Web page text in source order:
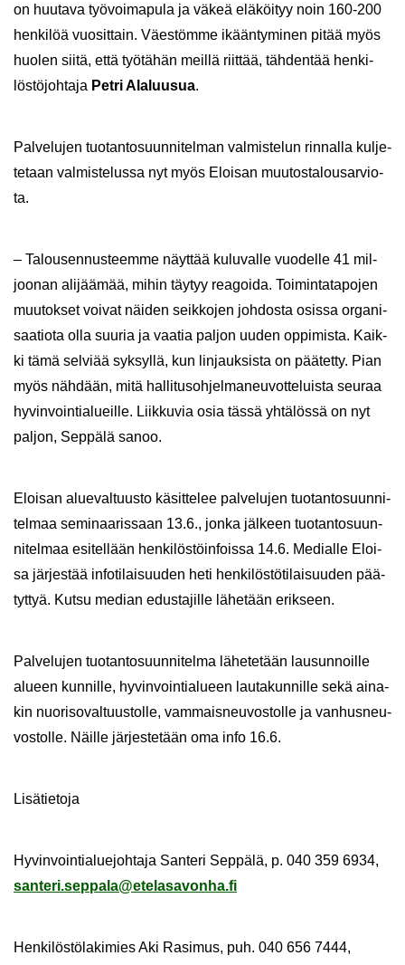
on huu­ta­va työ­voi­ma­pu­la ja väkeä elä­köi­tyy noin 160-200
hen­ki­löä vuo­sit­tain. Väes­töm­me ikään­ty­mi­nen pitää myös
huo­len siitä, että työ­tä­hän meil­lä riit­tää, täh­den­tää hen­ki­
lös­tö­joh­ta­ja Petri Ala­luusua.
Pal­ve­lu­jen tuo­tan­to­suun­ni­tel­man val­mis­te­lun rin­nal­la kul­je­
te­taan val­mis­te­lus­sa nyt myös Eloi­san muu­tos­ta­lous­ar­vio­
ta.
– Ta­lous­en­nus­teem­me näyt­tää ku­lu­val­le vuo­del­le 41 mil­
joo­nan ali­jää­mää, mihin täy­tyy rea­goi­da. Toi­min­ta­ta­po­jen
muu­tok­set voi­vat näi­den seik­ko­jen joh­dos­ta osis­sa or­ga­ni­
saa­tio­ta olla suu­ria ja vaa­tia pal­jon uuden op­pi­mis­ta. Kaik­
ki tämä sel­vi­ää syk­syl­lä, kun lin­jauk­sis­ta on pää­tet­ty. Pian
myös näh­dään, mitä hal­li­tus­oh­jel­ma­neu­vot­te­luis­ta seu­raa
hy­vin­voin­tia­lueil­le. Liik­ku­via osia tässä yh­tä­lös­sä on nyt
pal­jon, Sep­pä­lä sanoo.
Eloi­san alue­val­tuus­to kä­sit­te­lee pal­ve­lu­jen tuo­tan­to­suun­ni­
tel­maa se­mi­naa­ris­saan 13.6., jonka jäl­keen tuo­tan­to­suun­
ni­tel­maa esi­tel­lään hen­ki­lös­töin­fois­sa 14.6. Me­dial­le Eloi­
sa jär­jes­tää in­fo­ti­lai­suu­den heti hen­ki­lös­tö­ti­lai­suu­den pää­
tyt­tyä. Kutsu me­dian edus­ta­jil­le lä­he­tään erik­seen.
Pal­ve­lu­jen tuo­tan­to­suun­ni­tel­ma lä­he­te­tään lausun­noil­le
alu­een kun­nil­le, hy­vin­voin­tia­lu­een lau­ta­kun­nil­le sekä ai­na­
kin nuo­ri­so­val­tuus­tol­le, vam­mais­neu­vos­tol­le ja van­hus­neu­
vos­tol­le. Näil­le jär­jes­te­tään oma info 16.6.
Li­sä­tie­to­ja
Hy­vin­voin­tia­lue­joh­ta­ja San­te­ri Sep­pä­lä, p. 040 359 6934,
san­te­ri.sep­pa­la@ete­la­sa­von­ha.fi
Hen­ki­lös­tö­la­ki­mies Aki Ra­si­mus, puh. 040 656 7444,